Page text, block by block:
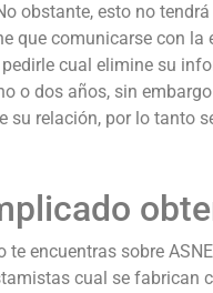
obstante, esto no
que comunicarse con
cual elimine su
o dos años, sin
su relación, por lo tanto
te encuentras sobre
cual se fabrican